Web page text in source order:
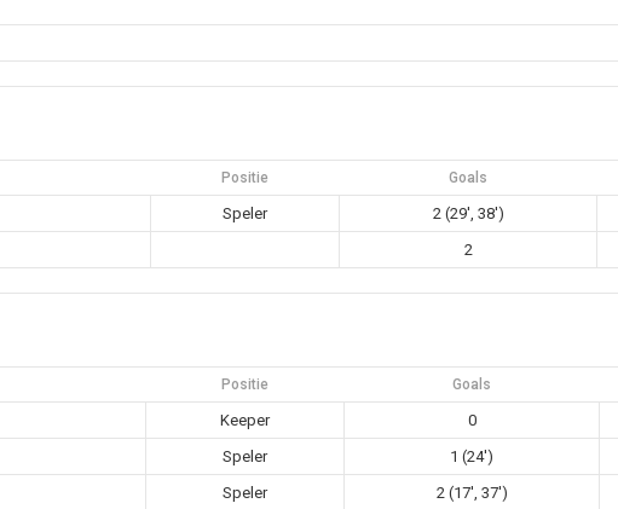
Positie Goals
Speler 2 (29', 38')
2
Positie Goals
Keeper 0
Speler 1 (24')
Speler 2 (17', 37')